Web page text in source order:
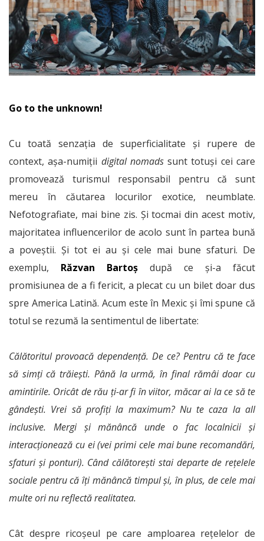
Go to the unknown!
Cu toată senzația de superficialitate și rupere de
context, așa-numiții digital nomadssunt totuși cei care
promovează turismul responsabil pentru că sunt
mereu în căutarea locurilor exotice, neumblate.
Nefotografiate, mai bine zis. Și tocmai din acest motiv,
majoritatea influencerilor de acolo sunt în partea bună
a poveștii. Și tot ei au și cele mai bune sfaturi. De
exemplu, Răzvan Bartoș după ce și-a făcut
promisiunea de a fi fericit, a plecat cu un bilet doar dus
spre America Latină. Acum este în Mexic și îmi spune că
totul se rezumă la sentimentul de libertate:
Călătoritul provoacă dependență. De ce? Pentru că te face
să simți că trăiești. Până la urmă, în final rămâi doar cu
amintirile. Oricât de rău ți-ar fi în viitor, măcar ai la ce să te
gândești. Vrei să profiți la maximum? Nu te caza la all
inclusive. Mergi și mănâncă unde o fac localnicii și
interacționează cu ei (vei primi cele mai bune recomandări,
sfaturi și ponturi). Când călătorești stai departe de rețelele
sociale pentru că îți mănâncă timpul și, în plus, de cele mai
multe ori nu reflectă realitatea.
Cât despre ricoșeul pe care amploarea rețelelor de